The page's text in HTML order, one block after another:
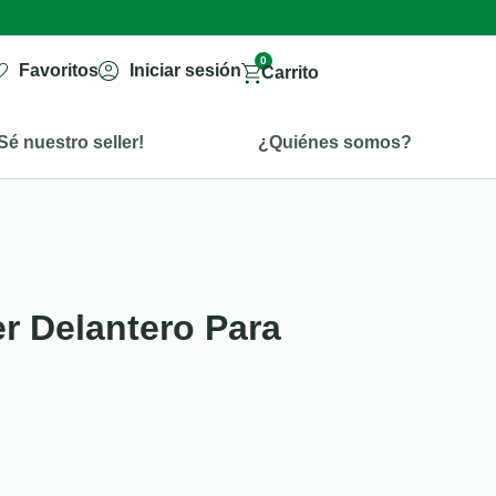
Favoritos Iniciar sesión
0
Carrito
nuestro seller! ¿Quiénes somos?
Delantero Para